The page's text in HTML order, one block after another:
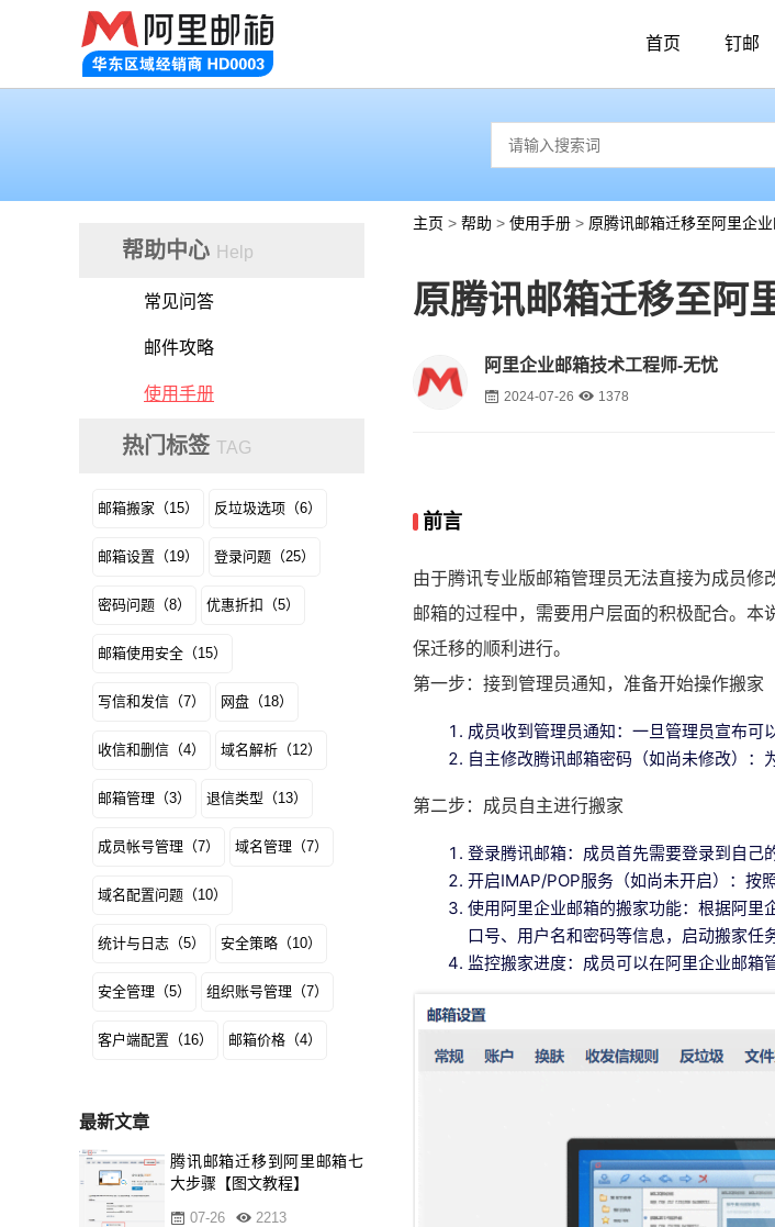
首页 钉邮
主页 > 帮助 > 使用手册 > 原腾讯邮箱迁移至阿里企业
原腾讯邮箱迁移至阿
阿里企业邮箱技术工程师-无忧
2024-07-26 1378
前言
由于腾讯专业版邮箱管理员无法直接为成员
邮箱的过程中，需要用户层面的积极配合。
保迁移的顺利进行。
第一步：接到管理员通知，准备开始操作搬家
成员收到管理员通知：一旦管理员宣布可
自主修改腾讯邮箱密码（如尚未修改）：
第二步：成员自主进行搬家
登录腾讯邮箱：成员首先需要登录到自己
开启IMAP/POP服务（如尚未开启）：按
使用阿里企业邮箱的搬家功能：根据阿里
口号、用户名和密码等信息，启动搬家任务
监控搬家进度：成员可以在阿里企业邮箱
帮助中心 Help
常见问答
邮件攻略
使用手册
热门标签 TAG
邮箱搬家（15） 反垃圾选项（6）
邮箱设置（19） 登录问题（25）
密码问题（8） 优惠折扣（5）
邮箱使用安全（15）
写信和发信（7） 网盘（18）
收信和删信（4） 域名解析（12）
邮箱管理（3） 退信类型（13）
成员帐号管理（7） 域名管理（7）
域名配置问题（10）
统计与日志（5） 安全策略（10）
安全管理（5） 组织账号管理（7）
客户端配置（16） 邮箱价格（4）
最新文章
腾讯邮箱迁移到阿里邮箱七
大步骤【图文教程】
07-26 2213